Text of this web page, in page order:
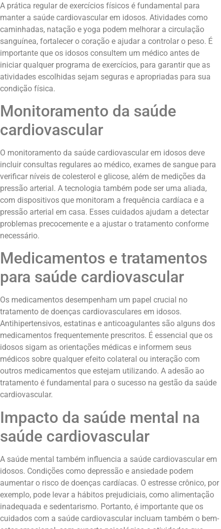
A prática regular de exercícios físicos é fundamental para
manter a saúde cardiovascular em idosos. Atividades como
caminhadas, natação e yoga podem melhorar a circulação
sanguínea, fortalecer o coração e ajudar a controlar o peso. É
importante que os idosos consultem um médico antes de
iniciar qualquer programa de exercícios, para garantir que as
atividades escolhidas sejam seguras e apropriadas para sua
condição física.
Monitoramento da saúde
cardiovascular
O monitoramento da saúde cardiovascular em idosos deve
incluir consultas regulares ao médico, exames de sangue para
verificar níveis de colesterol e glicose, além de medições da
pressão arterial. A tecnologia também pode ser uma aliada,
com dispositivos que monitoram a frequência cardíaca e a
pressão arterial em casa. Esses cuidados ajudam a detectar
problemas precocemente e a ajustar o tratamento conforme
necessário.
Medicamentos e tratamentos
para saúde cardiovascular
Os medicamentos desempenham um papel crucial no
tratamento de doenças cardiovasculares em idosos.
Antihipertensivos, estatinas e anticoagulantes são alguns dos
medicamentos frequentemente prescritos. É essencial que os
idosos sigam as orientações médicas e informem seus
médicos sobre qualquer efeito colateral ou interação com
outros medicamentos que estejam utilizando. A adesão ao
tratamento é fundamental para o sucesso na gestão da saúde
cardiovascular.
Impacto da saúde mental na
saúde cardiovascular
A saúde mental também influencia a saúde cardiovascular em
idosos. Condições como depressão e ansiedade podem
aumentar o risco de doenças cardíacas. O estresse crônico, por
exemplo, pode levar a hábitos prejudiciais, como alimentação
inadequada e sedentarismo. Portanto, é importante que os
cuidados com a saúde cardiovascular incluam também o bem-